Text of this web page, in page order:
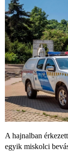
A hajnalban
egyik miskolci